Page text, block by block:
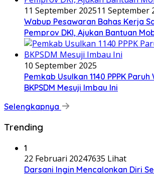
11 September 202511 September
Wabup Pesawaran Bahas Kerja
Pemprov DKI, Ajukan Bantuan
10 September 2025
Pemkab Usulkan 1140 PPPK
BKPSDM Mesuji Imbau Ini
Selengkapnya
Trending
1
22 Februari 20247635 Lihat
Darsani Ingin Mencalonkan Diri